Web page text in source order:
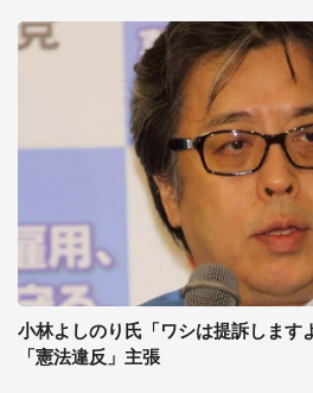
小林よしのり氏「ワシは提訴します
「憲法違反」主張